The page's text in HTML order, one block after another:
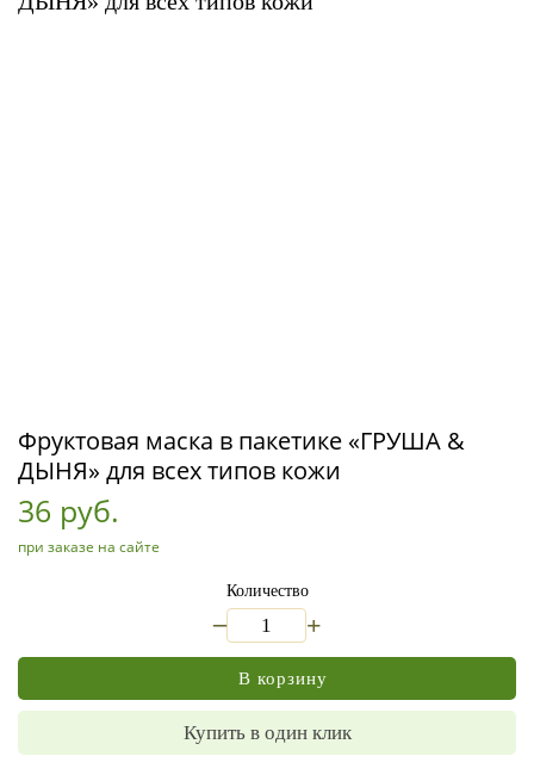
Фруктовая маска в пакетике «ГРУША &
ДЫНЯ» для всех типов кожи
36 руб.
при заказе на сайте
Количество
+
В корзину
Купить в один клик